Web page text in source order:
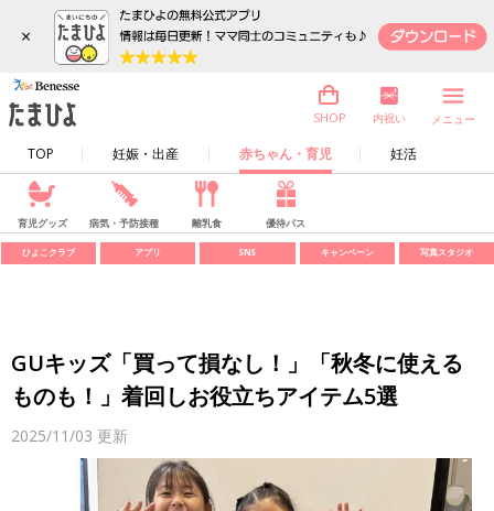
×
TOP 妊娠・出産 赤ちゃん・育児 妊活
SHOP 内祝い メニュー
育児グッズ 病気・予防接種 離乳食 優待パス
ひよこクラブ アプリ SNS キャンペーン 写真スタジオ
GUキッズ「買って損なし！」「秋冬に使える
ものも！」着回しお役立ちアイテム5選
2025/11/03 更新